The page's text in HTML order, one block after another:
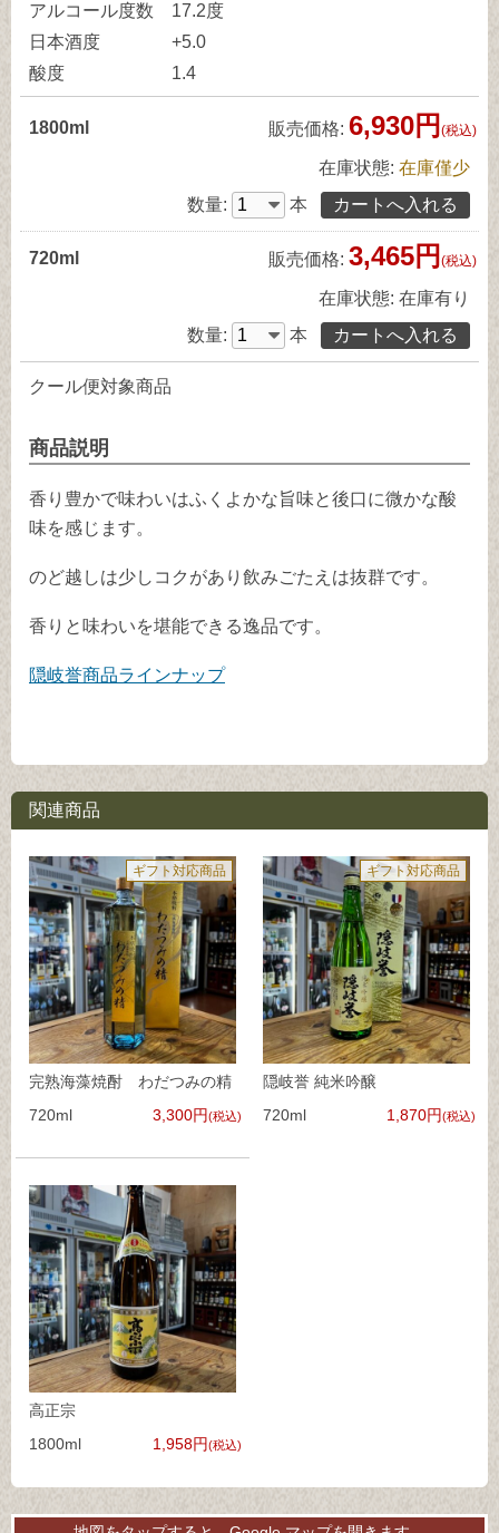
アルコール度数
17.2度
日本酒度
+5.0
酸度
1.4
1800ml 販売価格: 6,930円 (税込)
在庫状態: 在庫僅少
数量:
本
720ml 販売価格: 3,465円 (税込)
在庫状態: 在庫有り
数量:
本
クール便対象商品
商品説明
香り豊かで味わいはふくよかな旨味と後口に微かな酸
味を感じます。
のど越しは少しコクがあり飲みごたえは抜群です。
香りと味わいを堪能できる逸品です。
隠岐誉商品ラインナップ
関連商品
完熟海藻焼酎 わだつみの精
ギフト対応商品
720ml 3,300円(税込)
隠岐誉 純米吟醸
ギフト対応商品
720ml 1,870円(税込)
高正宗
1800ml
1,958円(税込)